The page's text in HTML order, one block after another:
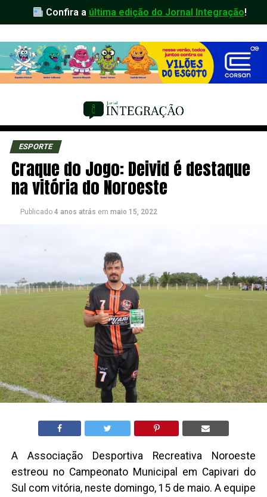
Confira a última edição do Jornal Integração!
ESPORTE
Craque do Jogo: Deivid é destaque
na vitória do Noroeste
Publicado 4 anos atrás em maio 15, 2022
A Associação Desportiva Recreativa Noroeste
estreou no Campeonato Municipal em Capivari do
Sul com vitória, neste domingo, 15 de maio. A equipe